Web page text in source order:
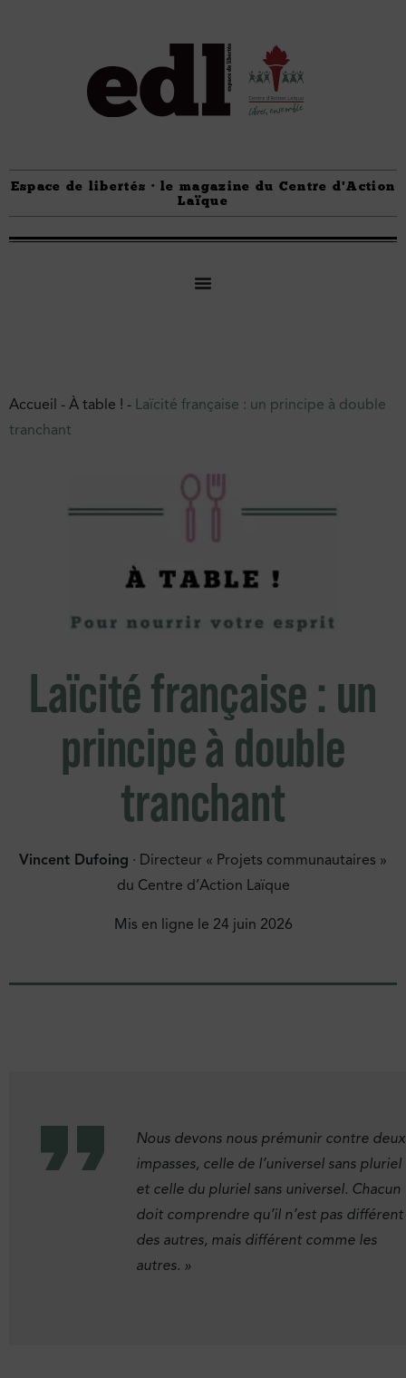
Espace de libertés · le magazine du Centre d'Action
Laïque
Accueil - À table ! - Laïcité française : un principe à double
tranchant
Laïcité française : un
principe à double
tranchant
Vincent Dufoing · Directeur « Projets communautaires »
du Centre d’Action Laïque
Mis en ligne le 24 juin 2026
Nous devons nous prémunir contre deux
impasses, celle de l’universel sans pluriel
et celle du pluriel sans universel. Chacun
doit comprendre qu’il n’est pas différent
des autres, mais différent comme les
autres. »